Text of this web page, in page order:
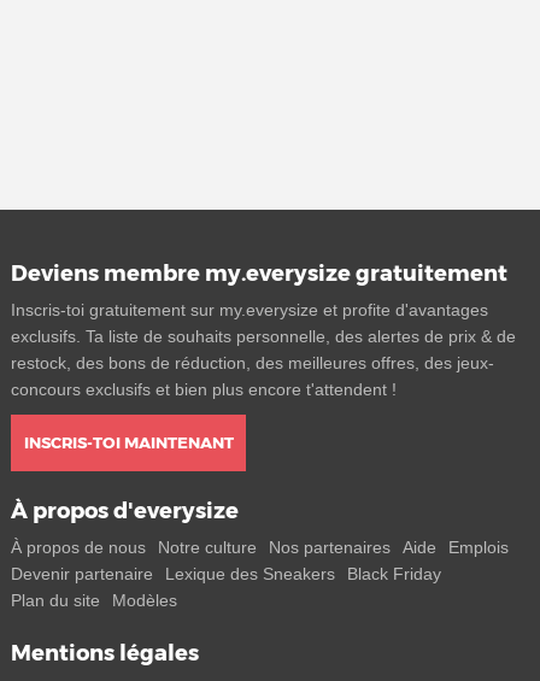
Deviens membre my.everysize gratuitement
Inscris-toi gratuitement sur my.everysize et profite d'avantages
exclusifs. Ta liste de souhaits personnelle, des alertes de prix & de
restock, des bons de réduction, des meilleures offres, des jeux-
concours exclusifs et bien plus encore t'attendent !
INSCRIS-TOI MAINTENANT
À propos d'everysize
À propos de nous Notre culture Nos partenaires Aide
Emplois
Devenir partenaire
Lexique des Sneakers
Black Friday
Plan du site
Modèles
Mentions légales